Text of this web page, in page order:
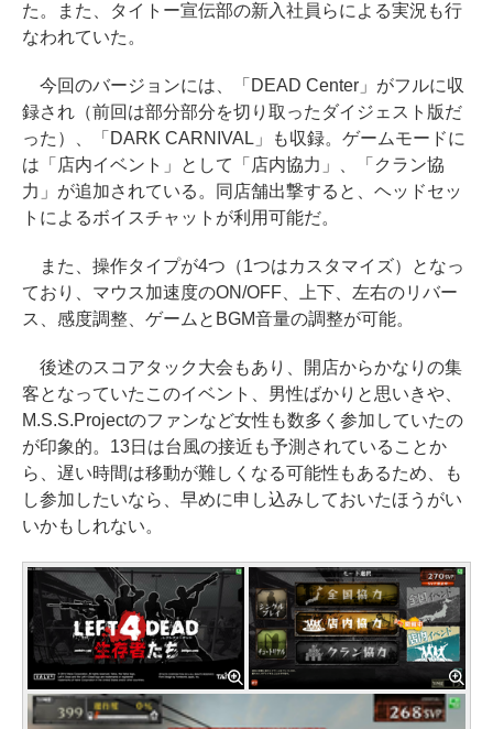
た。また、タイトー宣伝部の新入社員らによる実況も行
なわれていた。
今回のバージョンには、「DEAD Center」がフルに収
録され（前回は部分部分を切り取ったダイジェスト版だ
った）、「DARK CARNIVAL」も収録。ゲームモードに
は「店内イベント」として「店内協力」、「クラン協
力」が追加されている。同店舗出撃すると、ヘッドセッ
トによるボイスチャットが利用可能だ。
また、操作タイプが4つ（1つはカスタマイズ）となっ
ており、マウス加速度のON/OFF、上下、左右のリバー
ス、感度調整、ゲームとBGM音量の調整が可能。
後述のスコアタック大会もあり、開店からかなりの集
客となっていたこのイベント、男性ばかりと思いきや、
M.S.S.Projectのファンなど女性も数多く参加していたの
が印象的。13日は台風の接近も予測されていることか
ら、遅い時間は移動が難しくなる可能性もあるため、も
し参加したいなら、早めに申し込みしておいたほうがい
いかもしれない。